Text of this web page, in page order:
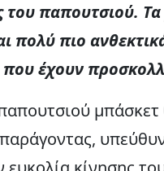
του παπουτσιού.
πολύ πιο
έχουν
μπάσκετ